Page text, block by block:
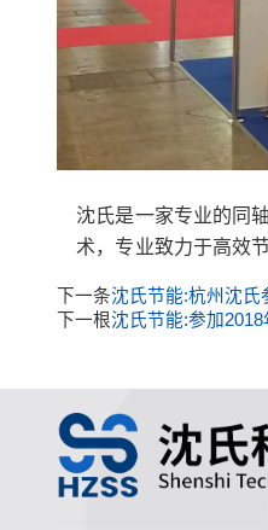
沈氏是一家专业的同
术，专业致力于高效
下一条沈氏节能:杭州沈氏
下一根沈氏节能:参加